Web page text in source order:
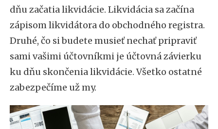
dňu začatia likvidácie. Likvidácia sa začína
zápisom likvidátora do obchodného registra.
Druhé, čo si budete musieť nechať pripraviť
sami vašimi účtovníkmi je účtovná závierku
ku dňu skončenia likvidácie. Všetko ostatné
zabezpečíme už my.